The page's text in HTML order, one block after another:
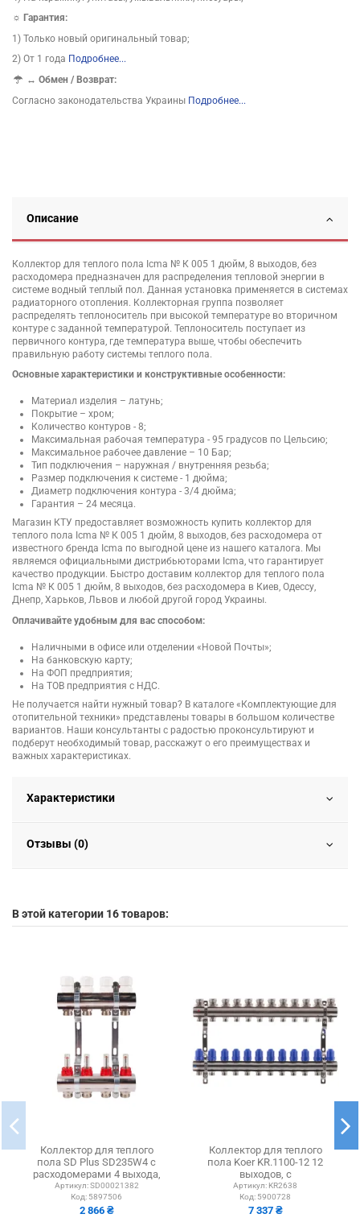
☼ Гарантия:
1) Только новый оригинальный товар;
2) От 1 года Подробнее...
↔Обмен / Возврат:
Согласно законодательства Украины Подробнее...
Описание
Коллектор для теплого пола Icma № К 005 1 дюйм, 8 выходов, без
расходомера предназначен для распределения тепловой энергии в
системе водный теплый пол. Данная установка применяется в системах
радиаторного отопления. Коллекторная группа позволяет
распределять теплоноситель при высокой температуре во вторичном
контуре с заданной температурой. Теплоноситель поступает из
первичного контура, где температура выше, чтобы обеспечить
правильную работу системы теплого пола.
Основные характеристики и конструктивные особенности:
Материал изделия – латунь;
Покрытие – хром;
Количество контуров - 8;
Максимальная рабочая температура - 95 градусов по Цельсию;
Максимальное рабочее давление – 10 Бар;
Тип подключения – наружная / внутренняя резьба;
Размер подключения к системе - 1 дюйма;
Диаметр подключения контура - 3/4 дюйма;
Гарантия – 24 месяца.
Магазин КТУ предоставляет возможность купить коллектор для
теплого пола Icma № К 005 1 дюйм, 8 выходов, без расходомера от
известного бренда Icma по выгодной цене из нашего каталога. Мы
являемся официальными дистрибьюторами Icma, что гарантирует
качество продукции. Быстро доставим коллектор для теплого пола
Icma № К 005 1 дюйм, 8 выходов, без расходомера в Киев, Одессу,
Днепр, Харьков, Львов и любой другой город Украины.
Оплачивайте удобным для вас способом:
Наличными в офисе или отделении «Новой Почты»;
На банковскую карту;
На ФОП предприятия;
На ТОВ предприятия с НДС.
Не получается найти нужный товар? В каталоге «Комплектующие для
отопительной техники» представлены товары в большом количестве
вариантов. Наши консультанты с радостью проконсультируют и
подберут необходимый товар, расскажут о его преимуществах и
важных характеристиках.
Характеристики
Отзывы (0)
В этой категории 16 товаров:
Коллектор для теплого
пола SD Plus SD235W4 с
расходомерами 4 выхода,
1 дюйм
Артикул: SD00021382
Код: 5897506
2 866 ₴
Коллектор для теплого
пола Koer KR.1100-12 12
выходов, с
термостатическими
клапанами
Артикул: KR2638
Код: 5900728
7 337 ₴